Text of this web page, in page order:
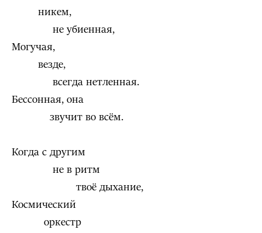
никем,
не убиенная,
Могучая,
везде,
всегда нетленная.
Бессонная, она
звучит во всём.
Когда с другим
не в ритм
твоё дыхание,
Космический
оркестр